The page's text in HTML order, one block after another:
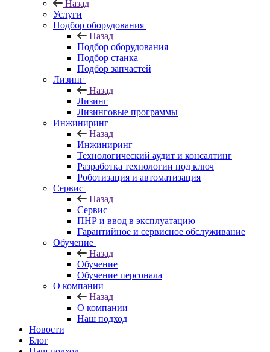
Назад
Услуги
Подбор оборудования
Назад
Подбор оборудования
Подбор станка
Подбор запчастей
Лизинг
Назад
Лизинг
Лизинговые программы
Инжиниринг
Назад
Инжиниринг
Технологический аудит и консалтинг
Разработка технологии под ключ
Роботизация и автоматизация
Сервис
Назад
Сервис
ПНР и ввод в эксплуатацию
Гарантийное и сервисное обслуживание
Обучение
Назад
Обучение
Обучение персонала
О компании
Назад
О компании
Наш подход
Новости
Блог